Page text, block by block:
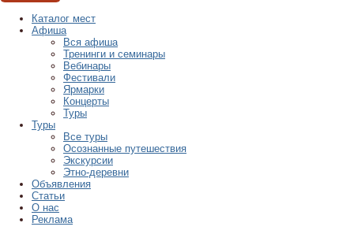
Каталог мест
Афиша
Вся афиша
Тренинги и семинары
Вебинары
Фестивали
Ярмарки
Концерты
Туры
Туры
Все туры
Осознанные путешествия
Экскурсии
Этно-деревни
Объявления
Статьи
О нас
Реклама